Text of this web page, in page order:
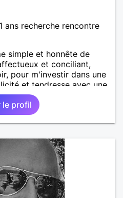
ans recherche rencontre
simple et honnête de
et conciliant,
pour m'investir dans une
et tendresse avec une
d'une relation suivie et
pour un bonheur
le profil